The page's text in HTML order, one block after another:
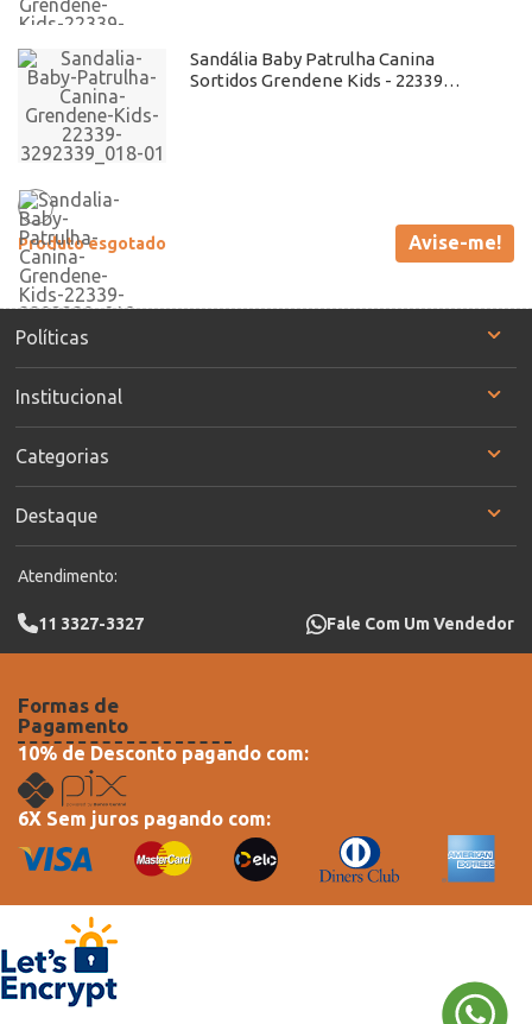
Sandália Baby Patrulha Canina
Sortidos Grendene Kids - 22339
Produto esgotado Avise-me!
Políticas
Institucional
Categorias
Destaque
Atendimento:
11 3327-3327 Fale Com Um Vendedor
Formas de
Pagamento
10% de Desconto pagando com:
6X Sem juros pagando com: